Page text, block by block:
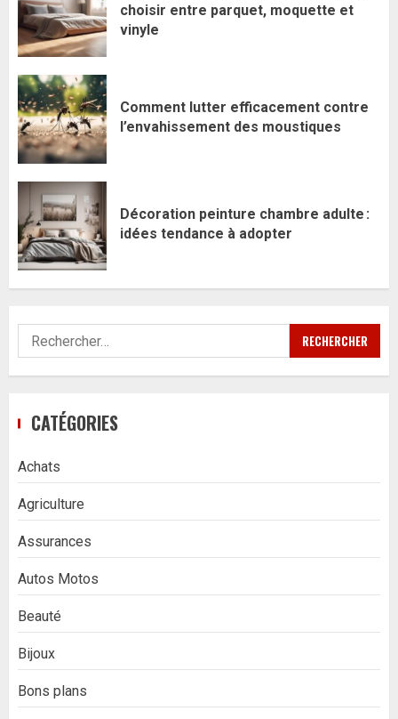
choisir entre parquet, moquette et
vinyle
Comment lutter efficacement contre
l’envahissement des moustiques
Décoration peinture chambre adulte :
idées tendance à adopter
Rechercher :
CATÉGORIES
Achats
Agriculture
Assurances
Autos Motos
Beauté
Bijoux
Bons plans